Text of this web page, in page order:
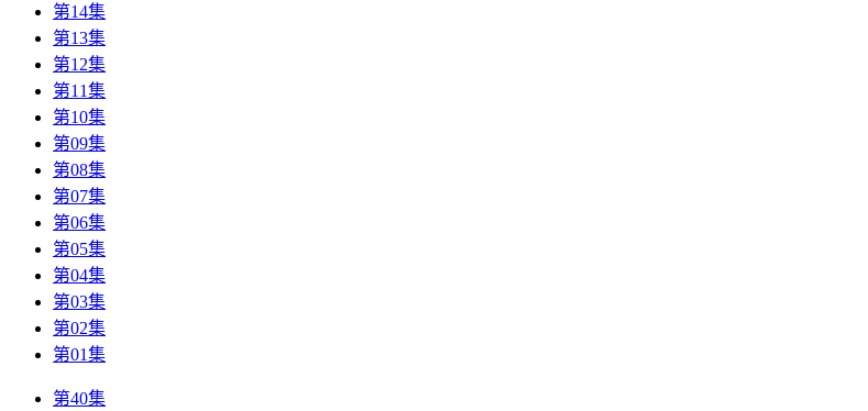
第14集
第13集
第12集
第11集
第10集
第09集
第08集
第07集
第06集
第05集
第04集
第03集
第02集
第01集
第40集